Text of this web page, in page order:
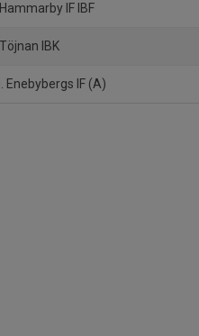
IF IBF
IBK
Enebybergs IF (A)